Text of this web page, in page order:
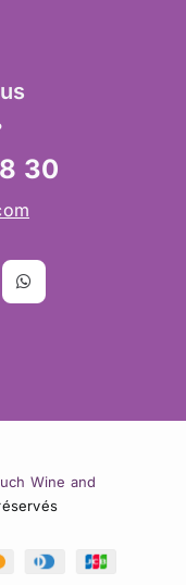
30
Wine and